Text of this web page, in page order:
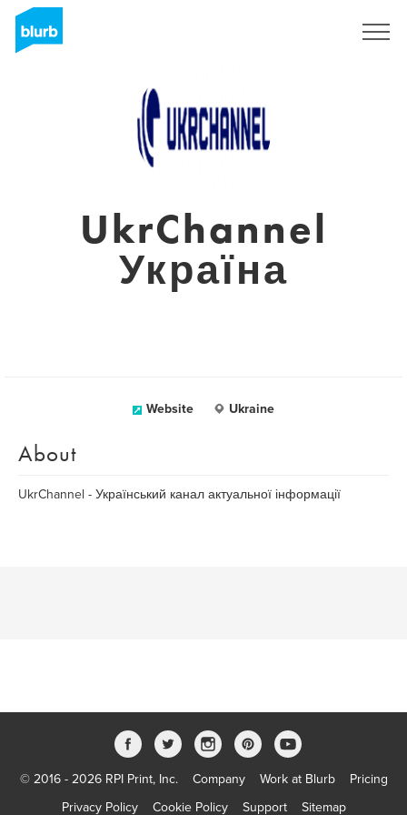
UkrChannel
Україна
Website Ukraine
About
UkrChannel - Український канал актуальної інформації
© 2016 - 2026 RPI Print, Inc. Company Work at Blurb
Pricing
Privacy Policy
Cookie Policy Support Sitemap